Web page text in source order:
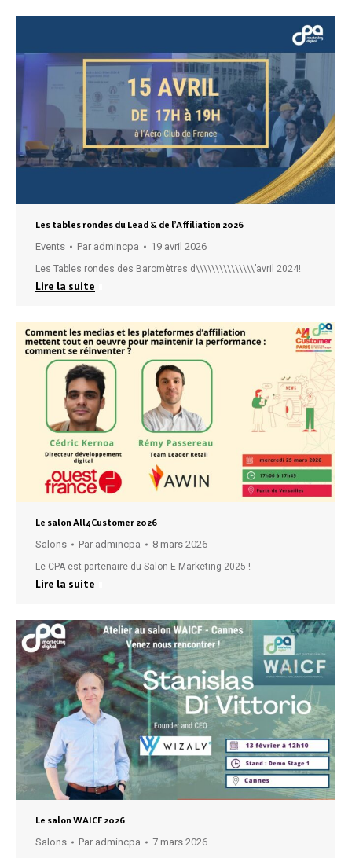
Les tables rondes du Lead & de l’Affiliation 2026
Events Par admincpa 19 avril 2026
Les Tables rondes des Baromètres d\\\\\\\\\\\\\\\’avril 2024!
Lire la suite
Le salon All4Customer 2026
Salons Par admincpa 8 mars 2026
Le CPA est partenaire du Salon E-Marketing 2025 !
Lire la suite
Le salon WAICF 2026
Salons Par admincpa 7 mars 2026